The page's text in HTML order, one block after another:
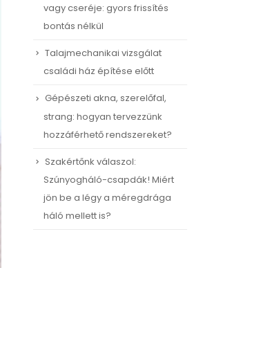
vagy cseréje: gyors frissítés
bontás nélkül
Talajmechanikai vizsgálat
családi ház építése előtt
Gépészeti akna, szerelőfal,
strang: hogyan tervezzünk
hozzáférhető rendszereket?
Szakértőnk válaszol:
Szúnyogháló-csapdák! Miért
jön be a légy a méregdrága
háló mellett is?